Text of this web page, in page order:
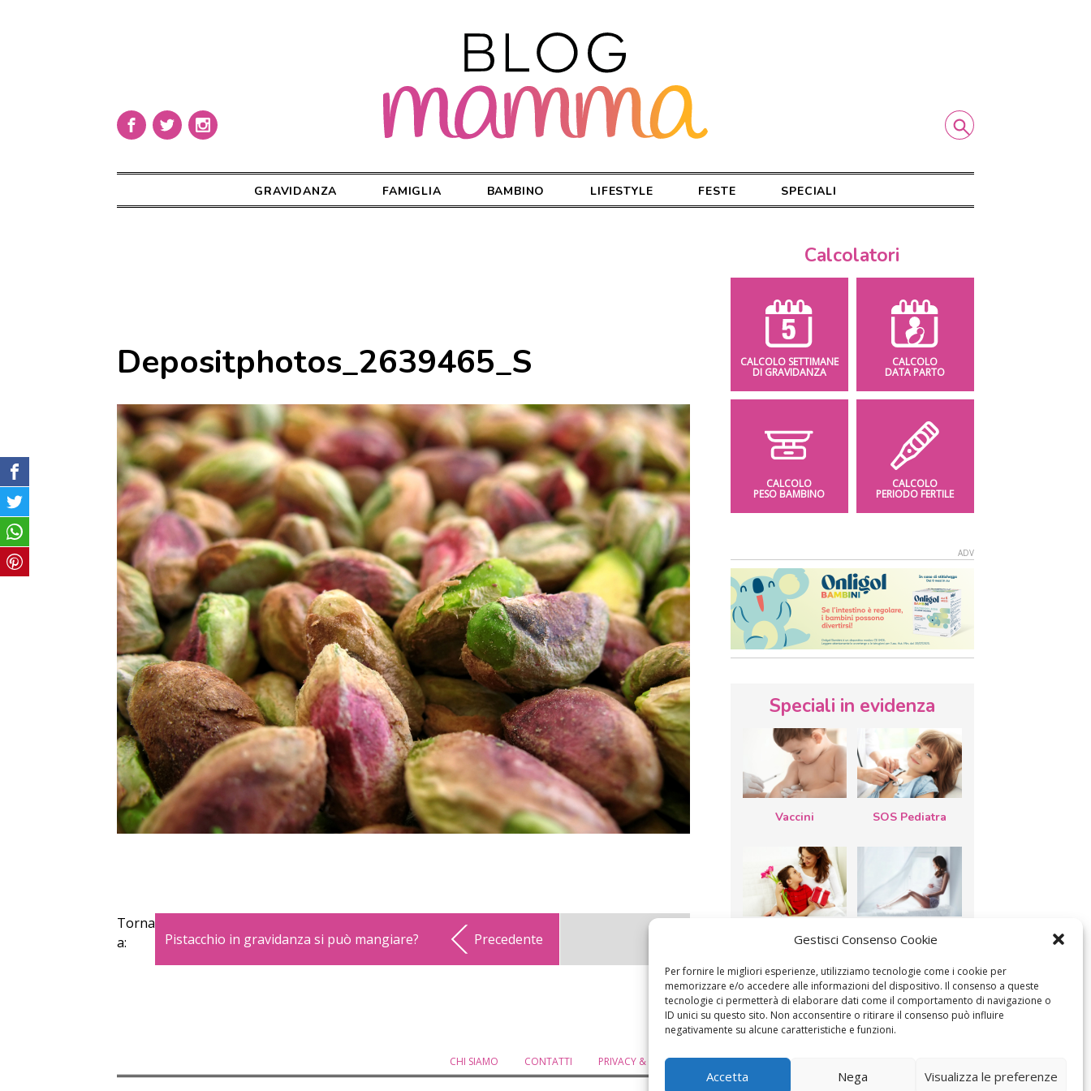
Gestisci Consenso Cookie
Per fornire le migliori esperienze, utilizziamo tecnologie come i cookie per
memorizzare e/o accedere alle informazioni del dispositivo. Il consenso a queste
tecnologie ci permetterà di elaborare dati come il comportamento di navigazione o
ID unici su questo sito. Non acconsentire o ritirare il consenso può influire
negativamente su alcune caratteristiche e funzioni.
Accetta Nega Visualizza le preferenze
GRAVIDANZA FAMIGLIA BAMBINO LIFESTYLE FESTE SPECIALI
Depositphotos_2639465_S
Torna
a:
Pistacchio in gravidanza si può mangiare? Precedente
Calcolatori
CALCOLO SETTIMANE
DI GRAVIDANZA
CALCOLO
DATA PARTO
CALCOLO
PESO BAMBINO
CALCOLO
PERIODO FERTILE
Speciali in evidenza
Vaccini SOS Pediatra
Festa della
mamma: lavoretti,
filastrocche
Le settimane di
gravidanza
CHI SIAMO CONTATTI PRIVACY & COOKIE POLICY MODIFICA IL CONSENSO